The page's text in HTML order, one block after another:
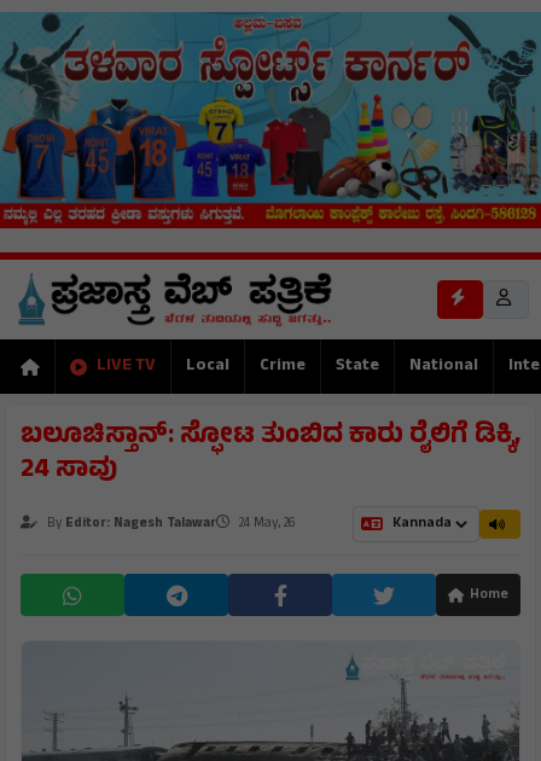
LIVE TV Local Crime State National
ಬಲೂಚಿಸ್ತಾನ್: ಸ್ಫೋಟ ತುಂಬಿದ ಕಾರು ರೈಲಿಗೆ ಡಿಕ್ಕಿ,
24 ಸಾವು
ByEditor: Nagesh Talawar 24 May, 26